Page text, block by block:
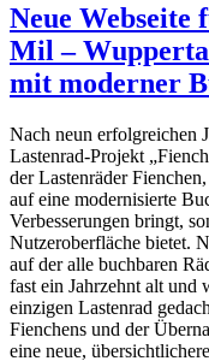
Neue Webseite
Mil –
mit moderner
Nach neun erfolgreichen
Lastenrad-Projekt
der Lastenräder
auf eine modernisierte
Verbesserungen bringt,
Nutzeroberfläche bietet.
auf der alle buchbaren
fast ein Jahrzehnt alt
einzigen Lastenrad
Fienchens und der
eine neue,